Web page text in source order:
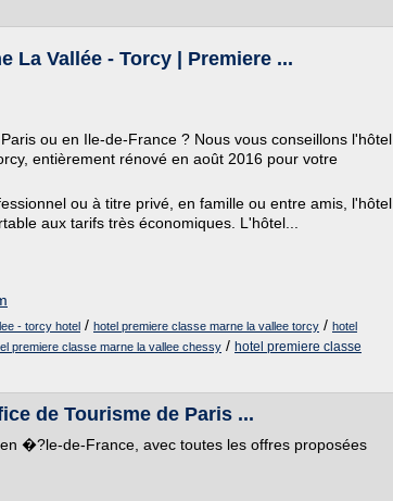
La Vallée - Torcy | Premiere ...
ou en Ile-de-France ? Nous vous conseillons l'hôtel
entièrement rénové en août 2016 pour votre
ou à titre privé, en famille ou entre amis, l'hôtel
aux tarifs très économiques. L'hôtel...
- torcy hotel / hotel premiere classe marne la vallee torcy / hotel
premiere classe marne la vallee chessy / hotel premiere classe
de Tourisme de Paris ...
�?le-de-France, avec toutes les offres proposées